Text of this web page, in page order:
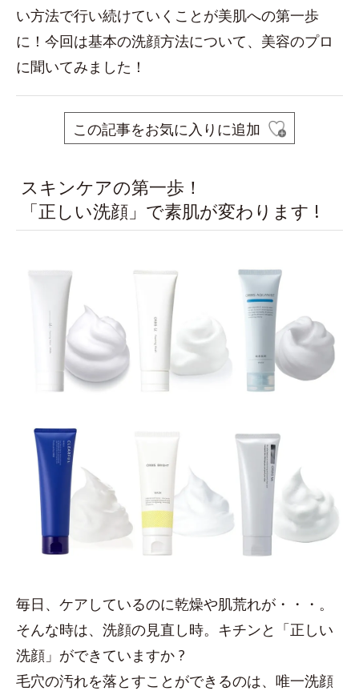
い方法で行い続けていくことが美肌への第一歩
に！今回は基本の洗顔方法について、美容のプロ
に聞いてみました！
この記事をお気に入りに追加
スキンケアの第一歩！
「正しい洗顔」で素肌が変わります !
毎日、ケアしているのに乾燥や肌荒れが・・・。
そんな時は、洗顔の見直し時。キチンと「正しい
洗顔」ができていますか ?
毛穴の汚れを落とすことができるのは、唯一洗顔